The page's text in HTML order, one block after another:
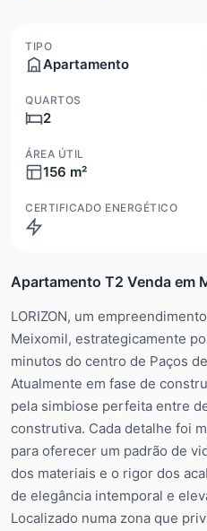
TIPO
Apartamento
QUARTOS
2
ÁREA ÚTIL
156 m²
CERTIFICADO ENERGÉTICO
Apartamento T2 Venda em
LORIZON, um
Meixomil, estrategicamente
minutos do centro de Paços
Atualmente em fase de
pela simbiose perfeita entre
construtiva. Cada detalhe foi
para oferecer um padrão de
dos materiais e o rigor dos
de elegância intemporal e
Localizado numa zona que